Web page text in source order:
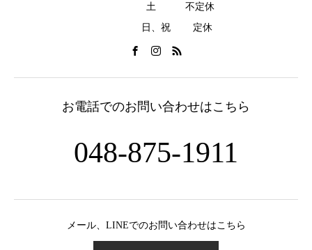
土 不定休
日、祝 定休
お電話でのお問い合わせはこちら
048-875-1911
メール、LINEでのお問い合わせはこちら